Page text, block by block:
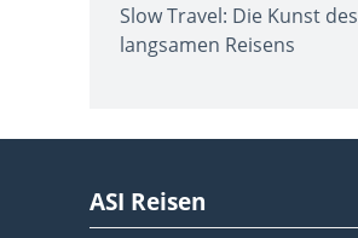
Slow Travel: Die Kunst des
langsamen Reisens
ASI Reisen